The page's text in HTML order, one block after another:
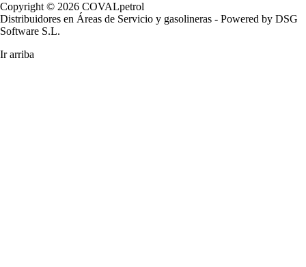
Copyright © 2026 COVALpetrol
Distribuidores en Áreas de Servicio y gasolineras - Powered by DSG
Software S.L.
Ir arriba